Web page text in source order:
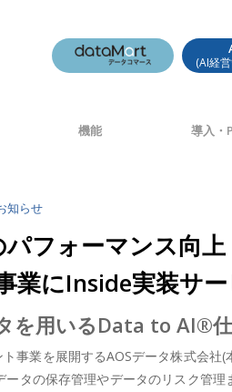
(AI経
機能 導入・
知らせ
フォーマンス向
業にInside実装サ
を用いるData to AI®
業を展開するAOSデータ株式会
タの保存管理やデータのリスク管